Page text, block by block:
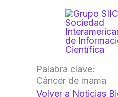
Palabra clave:
Cáncer de mama
Volver a Noticias